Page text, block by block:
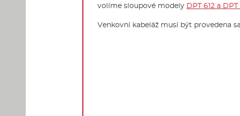
volíme sloupové modely DPT 612 a DPT
Venkovní kabeláž musí být provedena